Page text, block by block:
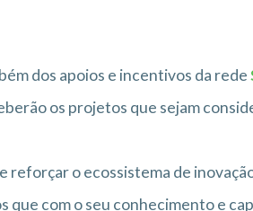
dos apoios e incentivos da rede
os projetos que sejam
o ecossistema de
que com o seu conhecimento e